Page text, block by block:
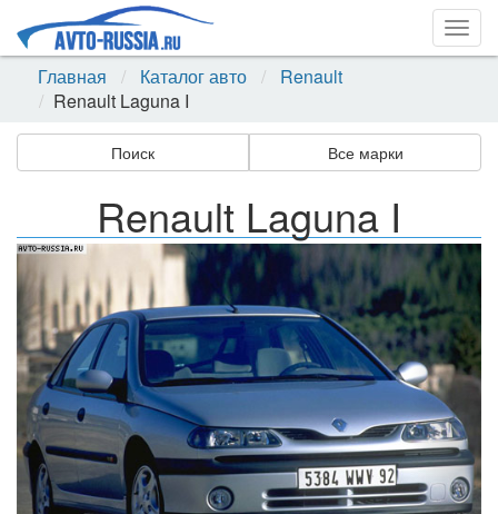
Главная
Каталог авто
Renault
Renault Laguna I
Поиск Все марки
Renault Laguna I
Назад